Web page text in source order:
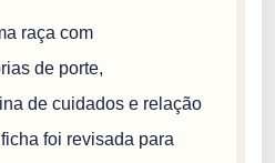
raça com
de porte,
de cuidados e relação
foi revisada para